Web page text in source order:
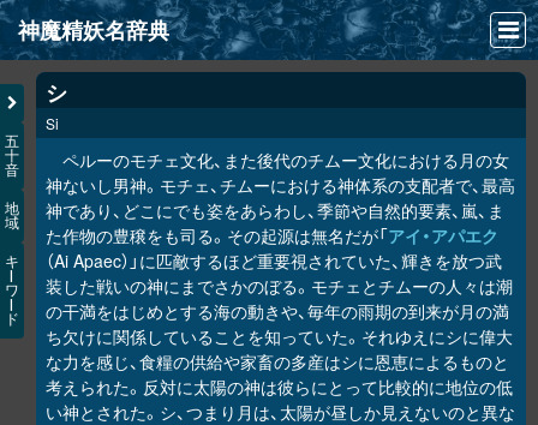
神魔精妖名辞典
NEWS
INFO
文献
検索
凖項目
画像資料便覧
LINK
五
十
音
地
域
キ
ワ
ド
シ
Si
ペルーのモチェ文化、また後代のチムー文化における月の女
神ないし男神。モチェ、チムーにおける神体系の支配者で、最高
神であり、どこにでも姿をあらわし、季節や自然的要素、嵐、ま
た作物の豊穣をも司る。その起源は無名だが「アイ・アパエク
（Ai Apaec）」に匹敵するほど重要視されていた、輝きを放つ武
装した戦いの神にまでさかのぼる。モチェとチムーの人々は潮
の干満をはじめとする海の動きや、毎年の雨期の到来が月の満
ち欠けに関係していることを知っていた。それゆえにシに偉大
な力を感じ、食糧の供給や家畜の多産はシに恩恵によるものと
考えられた。反対に太陽の神は彼らにとって比較的に地位の低
い神とされた。シ、つまり月は、太陽が昼しか見えないのと異な